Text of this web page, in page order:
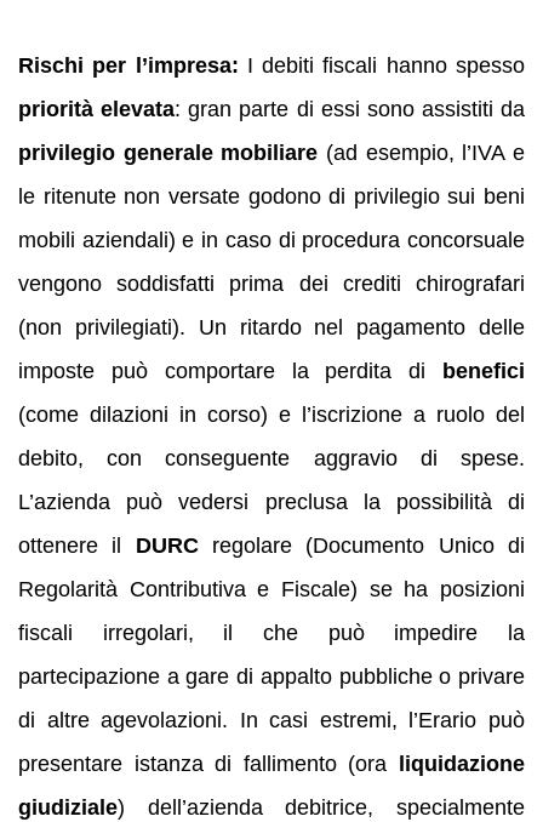
Rischi per l’impresa: I debiti fiscali hanno spesso
priorità elevata: gran parte di essi sono assistiti da
privilegio generale mobiliare (ad esempio, l’IVA e
le ritenute non versate godono di privilegio sui beni
mobili aziendali) e in caso di procedura concorsuale
vengono soddisfatti prima dei crediti chirografari
(non privilegiati). Un ritardo nel pagamento delle
imposte può comportare la perdita di
benefici
(come dilazioni in corso) e l’iscrizione a ruolo del
debito, con conseguente aggravio di spese.
L’azienda può vedersi preclusa la possibilità di
ottenere il DURCregolare (Documento Unico di
Regolarità Contributiva e Fiscale) se ha posizioni
fiscali irregolari, il che può impedire la
partecipazione a gare di appalto pubbliche o privare
di altre agevolazioni. In casi estremi, l’Erario può
presentare istanza di fallimento (ora
liquidazione
giudiziale) dell’azienda debitrice, specialmente